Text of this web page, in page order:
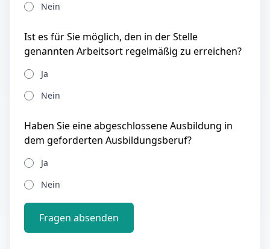
Nein
Ist es für Sie möglich, den in der Stelle
genannten Arbeitsort regelmäßig zu erreichen?
Ja
Nein
Haben Sie eine abgeschlossene Ausbildung in
dem geforderten Ausbildungsberuf?
Ja
Nein
Fragen absenden